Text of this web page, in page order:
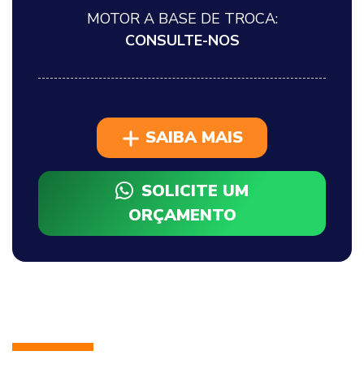
MOTOR A BASE DE TROCA:
CONSULTE-NOS
SAIBA MAIS
SOLICITE UM
ORÇAMENTO